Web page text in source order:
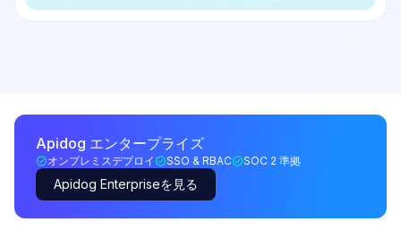
Apidog エンタープライズ
オンプレミスデプロイ SSO & RBAC SOC 2 準拠
Apidog Enterpriseを見る